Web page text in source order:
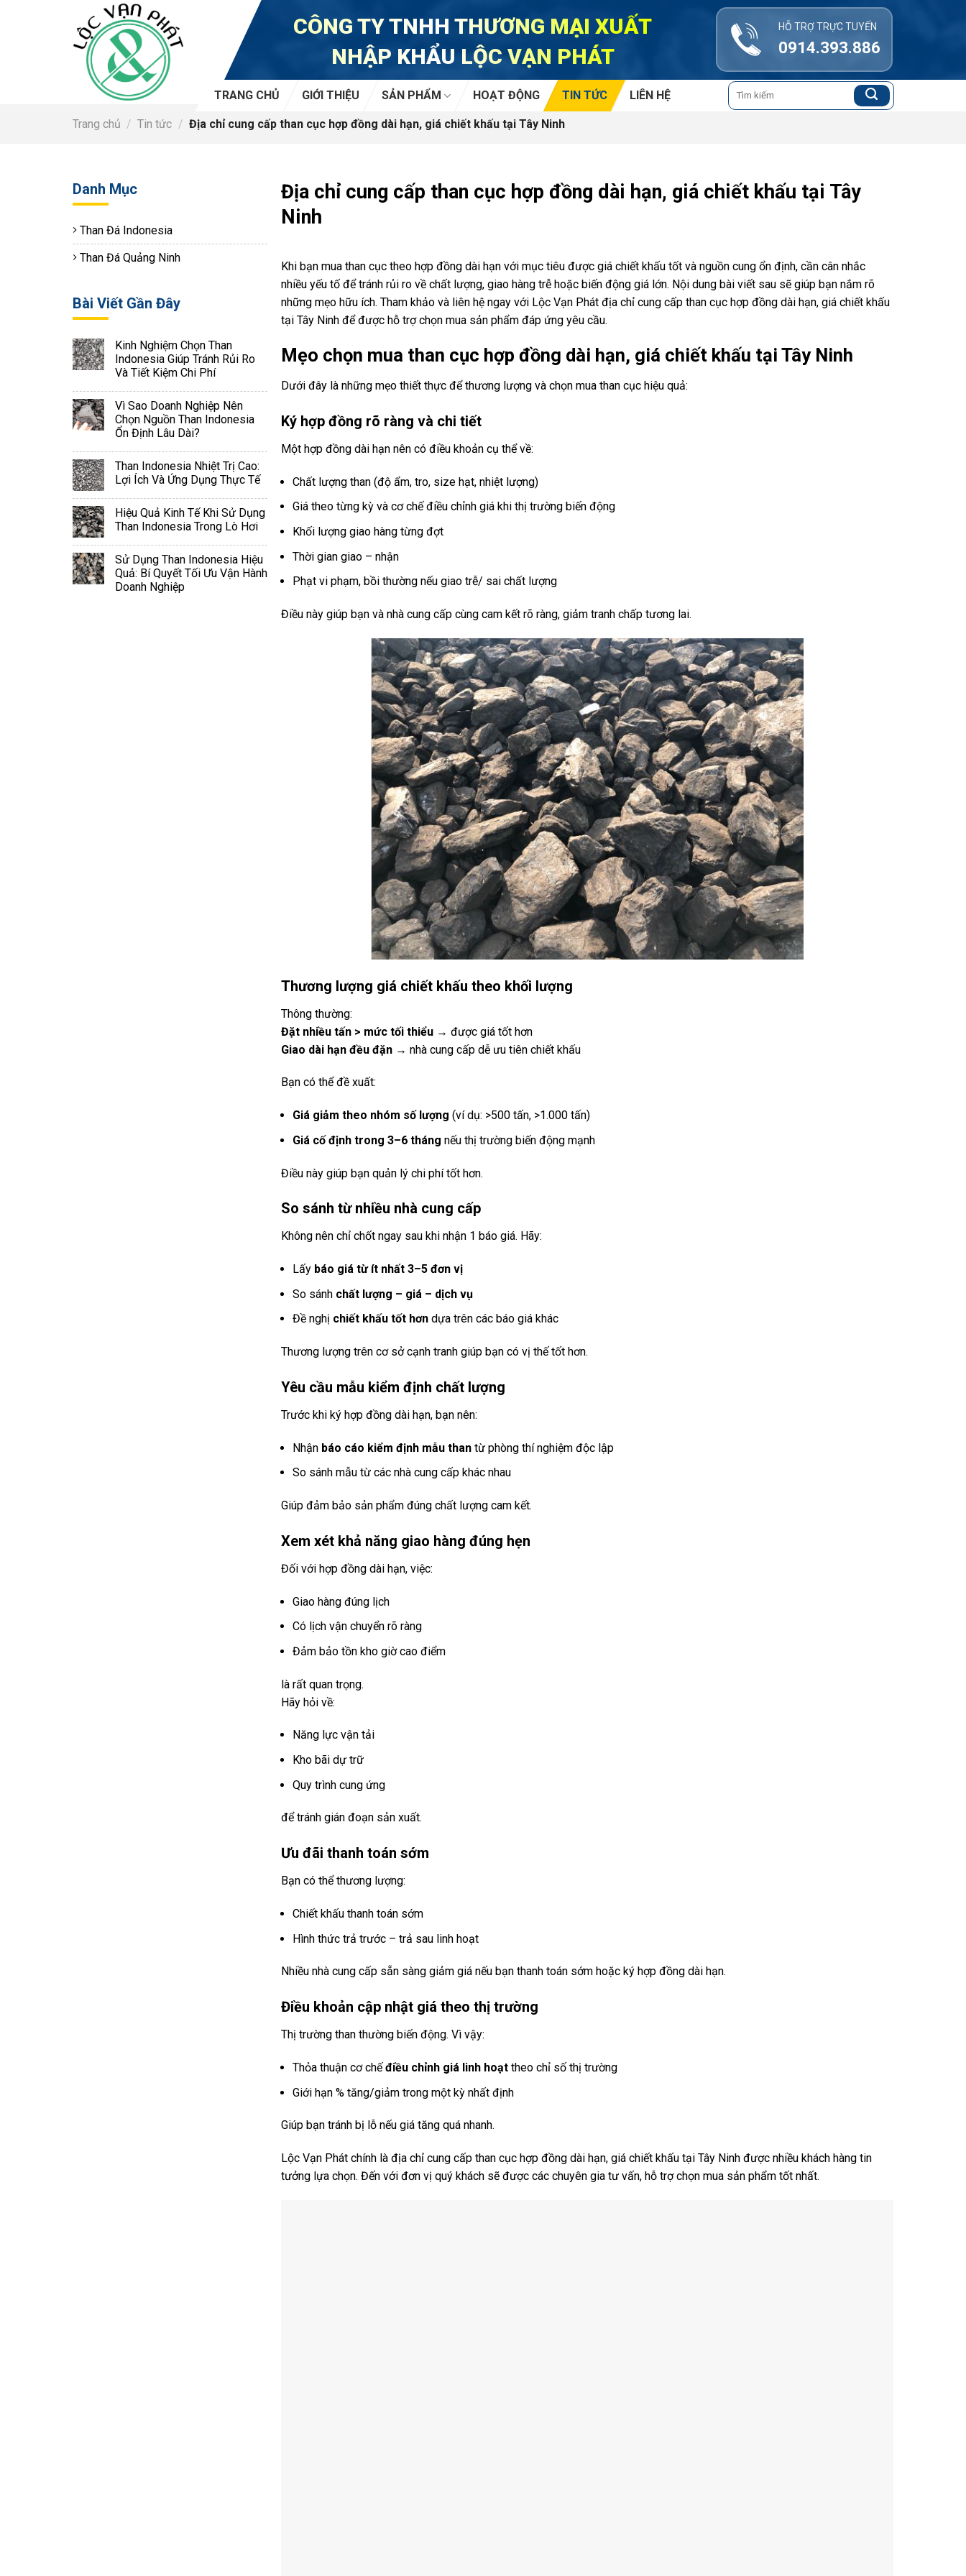
CÔNG TY TNHH THƯƠNG MẠI XUẤT
NHẬP KHẨU LỘC VẠN PHÁT
HỖ TRỢ TRỰC TUYẾN
0914.393.886
TRANG CHỦ GIỚI THIỆU SẢN PHẨM HOẠT ĐỘNG TIN TỨC LIÊN HỆ
Tìm
kiếm:
Trang chủ / Tin tức / Địa chỉ cung cấp than cục hợp đồng dài hạn, giá chiết khấu tại Tây Ninh
Danh Mục
Than Đá Indonesia
Than Đá Quảng Ninh
Bài Viết Gần Đây
Kinh Nghiệm Chọn Than
Indonesia Giúp Tránh Rủi Ro
Và Tiết Kiệm Chi Phí
Vì Sao Doanh Nghiệp Nên
Chọn Nguồn Than Indonesia
Ổn Định Lâu Dài?
Than Indonesia Nhiệt Trị Cao:
Lợi Ích Và Ứng Dụng Thực Tế
Hiệu Quả Kinh Tế Khi Sử Dụng
Than Indonesia Trong Lò Hơi
Sử Dụng Than Indonesia Hiệu
Quả: Bí Quyết Tối Ưu Vận Hành
Doanh Nghiệp
Địa chỉ cung cấp than cục hợp đồng dài hạn, giá chiết khấu tại Tây
Ninh
Khi bạn mua than cục theo hợp đồng dài hạn với mục tiêu được giá chiết khấu tốt và nguồn cung ổn định, cần cân nhắc
nhiều yếu tố để tránh rủi ro về chất lượng, giao hàng trễ hoặc biến động giá lớn. Nội dung bài viết sau sẽ giúp bạn nắm rõ
những mẹo hữu ích. Tham khảo và liên hệ ngay với Lộc Vạn Phát địa chỉ cung cấp than cục hợp đồng dài hạn, giá chiết khấu
tại Tây Ninh để được hỗ trợ chọn mua sản phẩm đáp ứng yêu cầu.
Mẹo chọn mua than cục hợp đồng dài hạn, giá chiết khấu tại Tây Ninh
Dưới đây là những mẹo thiết thực để thương lượng và chọn mua than cục hiệu quả:
Ký hợp đồng rõ ràng và chi tiết
Một hợp đồng dài hạn nên có điều khoản cụ thể về:
Chất lượng than (độ ẩm, tro, size hạt, nhiệt lượng)
Giá theo từng kỳ và cơ chế điều chỉnh giá khi thị trường biến động
Khối lượng giao hàng từng đợt
Thời gian giao – nhận
Phạt vi phạm, bồi thường nếu giao trễ/ sai chất lượng
Điều này giúp bạn và nhà cung cấp cùng cam kết rõ ràng, giảm tranh chấp tương lai.
Thương lượng giá chiết khấu theo khối lượng
Thông thường:
Đặt nhiều tấn > mức tối thiểu → được giá tốt hơn
Giao dài hạn đều đặn → nhà cung cấp dễ ưu tiên chiết khấu
Bạn có thể đề xuất:
Giá giảm theo nhóm số lượng (ví dụ: >500 tấn, >1.000 tấn)
Giá cố định trong 3–6 tháng nếu thị trường biến động mạnh
Điều này giúp bạn quản lý chi phí tốt hơn.
So sánh từ nhiều nhà cung cấp
Không nên chỉ chốt ngay sau khi nhận 1 báo giá. Hãy:
Lấy báo giá từ ít nhất 3–5 đơn vị
So sánh chất lượng – giá – dịch vụ
Đề nghị chiết khấu tốt hơn dựa trên các báo giá khác
Thương lượng trên cơ sở cạnh tranh giúp bạn có vị thế tốt hơn.
Yêu cầu mẫu kiểm định chất lượng
Trước khi ký hợp đồng dài hạn, bạn nên:
Nhận báo cáo kiểm định mẫu than từ phòng thí nghiệm độc lập
So sánh mẫu từ các nhà cung cấp khác nhau
Giúp đảm bảo sản phẩm đúng chất lượng cam kết.
Xem xét khả năng giao hàng đúng hẹn
Đối với hợp đồng dài hạn, việc:
Giao hàng đúng lịch
Có lịch vận chuyển rõ ràng
Đảm bảo tồn kho giờ cao điểm
là rất quan trọng.
Hãy hỏi về:
Năng lực vận tải
Kho bãi dự trữ
Quy trình cung ứng
để tránh gián đoạn sản xuất.
Ưu đãi thanh toán sớm
Bạn có thể thương lượng:
Chiết khấu thanh toán sớm
Hình thức trả trước – trả sau linh hoạt
Nhiều nhà cung cấp sẵn sàng giảm giá nếu bạn thanh toán sớm hoặc ký hợp đồng dài hạn.
Điều khoản cập nhật giá theo thị trường
Thị trường than thường biến động. Vì vậy:
Thỏa thuận cơ chếđiều chỉnh giá linh hoạt theo chỉ số thị trường
Giới hạn % tăng/giảm trong một kỳ nhất định
Giúp bạn tránh bị lỗ nếu giá tăng quá nhanh.
Lộc Vạn Phát chính là địa chỉ cung cấp than cục hợp đồng dài hạn, giá chiết khấu tại Tây Ninh được nhiều khách hàng tin
tưởng lựa chọn. Đến với đơn vị quý khách sẽ được các chuyên gia tư vấn, hỗ trợ chọn mua sản phẩm tốt nhất.